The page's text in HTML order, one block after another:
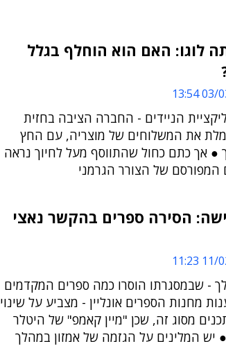
לוגו: האם הוא הוחלף בגלל
03/03/
הניידים - החברה הציבה בחזית
את המשלוחים של מוצריה, עם החץ
● אך כתם כחול שהתווסף מעל לחיוך נראה
המפורסם של הצורר הגרמני
הסירה ספרים בהקשר נאצי
11/
- שבמסגרתו הוסרו כמה ספרים המקדמים
מחנות הספרים אונליין - מצביע על שינוי
מסוג זה, שכן "מיין קאמפ" של היטלר
יש המלינים על הגזמה של אמזון במהלך